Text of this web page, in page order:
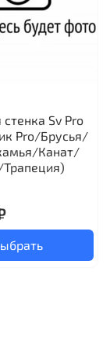
Sv Pro
Pro/Брусья/
Канат/